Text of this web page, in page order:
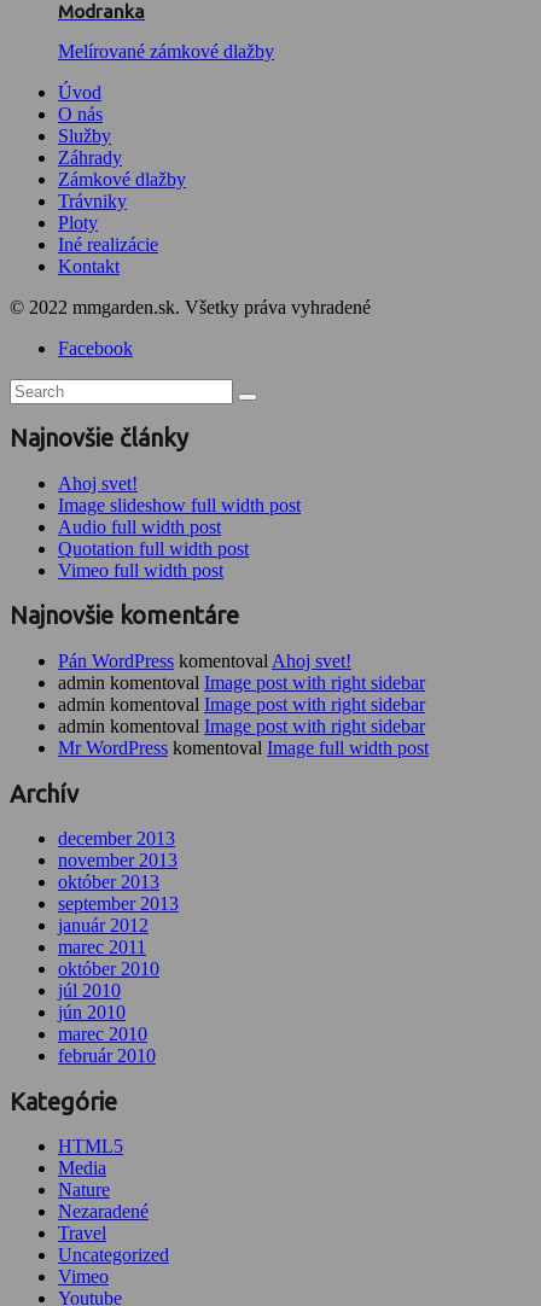
Modranka
Melírované zámkové dlažby
Úvod
O nás
Služby
Záhrady
Zámkové dlažby
Trávniky
Ploty
Iné realizácie
Kontakt
© 2022 mmgarden.sk. Všetky práva vyhradené
Facebook
Najnovšie články
Ahoj svet!
Image slideshow full width post
Audio full width post
Quotation full width post
Vimeo full width post
Najnovšie komentáre
Pán WordPress komentoval Ahoj svet!
admin komentoval Image post with right sidebar
admin komentoval Image post with right sidebar
admin komentoval Image post with right sidebar
Mr WordPress komentoval Image full width post
Archív
december 2013
november 2013
október 2013
september 2013
január 2012
marec 2011
október 2010
júl 2010
jún 2010
marec 2010
február 2010
Kategórie
HTML5
Media
Nature
Nezaradené
Travel
Uncategorized
Vimeo
Youtube